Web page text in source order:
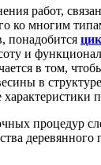
работ,
ко многим
понадобится
и
в том,
в
процедур
деревянного